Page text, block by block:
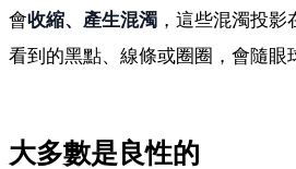
會收縮、產生混濁 ，這些混濁投
看到的黑點、線條或圈圈，會隨眼
大多數是良性的